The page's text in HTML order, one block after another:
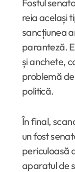
Fostul
reia același
sancțiunea
paranteză.
și anchete,
problemă
politică.
În final,
un fost
periculoasă
aparatul de